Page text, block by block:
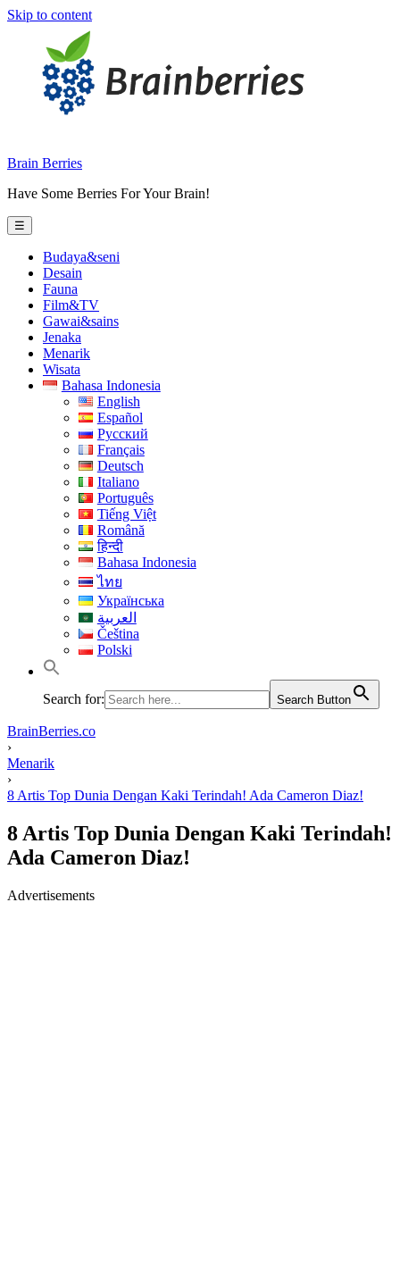
Skip to content
Brain Berries
Have Some Berries For Your Brain!
☰
Budaya&seni
Desain
Fauna
Film&TV
Gawai&sains
Jenaka
Menarik
Wisata
Bahasa Indonesia
English
Español
Русский
Français
Deutsch
Italiano
Português
Tiếng Việt
Română
हिन्दी
Bahasa Indonesia
ไทย
Українська
العربية
Čeština
Polski
Search for: Search Button
BrainBerries.co
›
Menarik
›
8 Artis Top Dunia Dengan Kaki Terindah! Ada Cameron Diaz!
8 Artis Top Dunia Dengan Kaki Terindah!
Ada Cameron Diaz!
Advertisements